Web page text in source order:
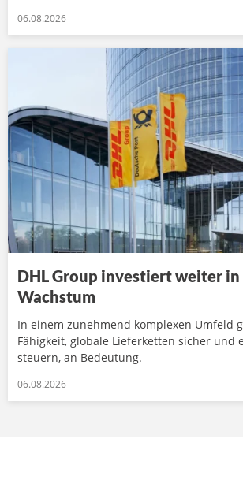
06.08.2026
DHL Group investiert weiter
Wachstum
In einem zunehmend komplexen Umfeld
Fähigkeit, globale Lieferketten sicher und
steuern, an Bedeutung.
06.08.2026